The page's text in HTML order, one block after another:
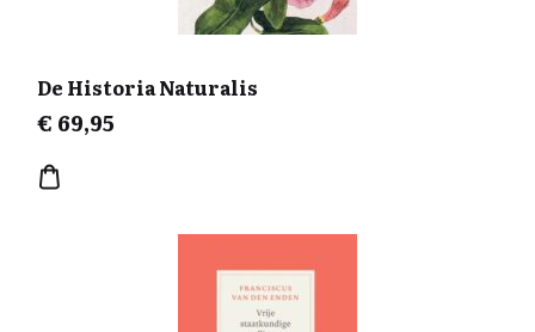
De Historia Naturalis
€ 69,95